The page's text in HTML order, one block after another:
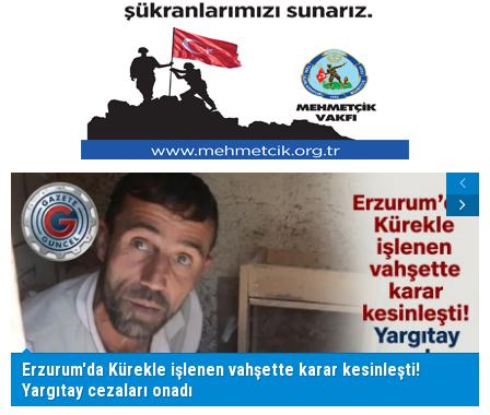
Erzurum'da Kürekle işlenen vahşette karar kesinleşti!
Yargıtay cezaları onadı